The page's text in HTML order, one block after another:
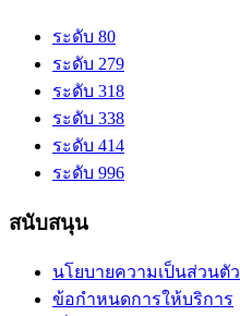
ระดับ 80
ระดับ 279
ระดับ 318
ระดับ 338
ระดับ 414
ระดับ 996
สนับสนุน
นโยบายความเป็นส่วนตัว
ข้อกำหนดการให้บริการ